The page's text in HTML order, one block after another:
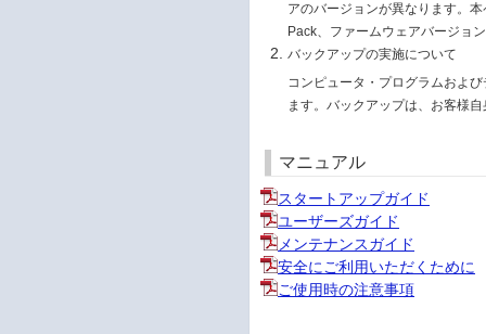
アのバージョンが異なります。
Pack、ファームウェアバージョ
バックアップの実施について
コンピュータ・プログラムおよ
ます。バックアップは、お客様
マニュアル
スタートアップガイド
ユーザーズガイド
メンテナンスガイド
安全にご利用いただくために
ご使用時の注意事項